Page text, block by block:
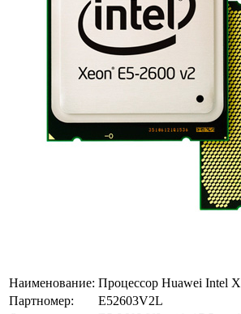
Наименование: Процессор Huawei Intel
Партномер:
E52603V2L